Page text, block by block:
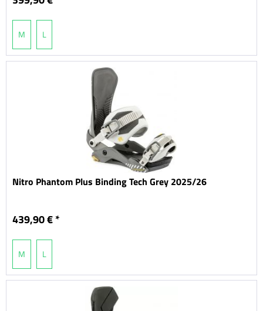
M L
Nitro Phantom Plus Binding Tech Grey 2025/26
439,90 € *
M L